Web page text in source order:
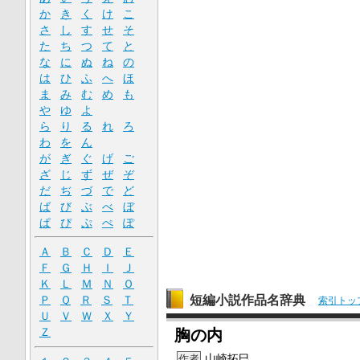
短編小説作品名辞典 索引トッ
胸の内
か
き く け
こ
さ
し す せ
そ
た
ち つ て
と
な
に ぬ ね
の
は
ひ ふ へ
ほ
ま
み む め
も
や
ゆ
よ
ら
り る れ
ろ
わ
を
ん
が
ぎ ぐ げ
ご
ざ
じ ず ぜ
ぞ
だ
ぢ づ で
ど
ば
び ぶ べ
ぼ
ぱ
ぴ ぷ ぺ ぽ
Ａ Ｂ Ｃ Ｄ
Ｅ
Ｆ
Ｇ Ｈ Ｉ
Ｊ
Ｋ
Ｌ Ｍ Ｎ
Ｏ
Ｐ
Ｑ Ｒ Ｓ
Ｔ
Ｕ
Ｖ Ｗ Ｘ
Ｙ
Ｚ